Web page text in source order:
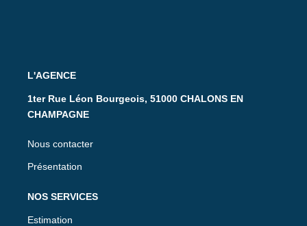
L'AGENCE
1ter Rue Léon Bourgeois, 51000 CHALONS EN
CHAMPAGNE
Nous contacter
Présentation
NOS SERVICES
Estimation